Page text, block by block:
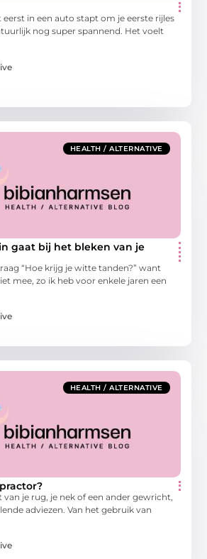
eerst in een auto stapt om je eerste rijles
nog super spannend. Het voelt
HEALTH / ALTERNATIVE
gaat bij het bleken van je
“Hoe krijg je witte tanden?” want
mee, zo ik heb voor enkele jaren een
HEALTH / ALTERNATIVE
van je rug, je nek of een ander gewricht,
adviezen. Van het gebruik van